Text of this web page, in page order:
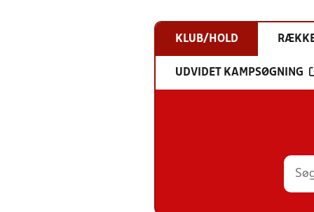
KLUB/HOLD
UDVIDET KAMPSØGNING